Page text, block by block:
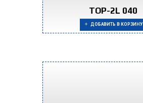
TOP-2L 040
ДОБАВИТЬ В КОРЗИНУ